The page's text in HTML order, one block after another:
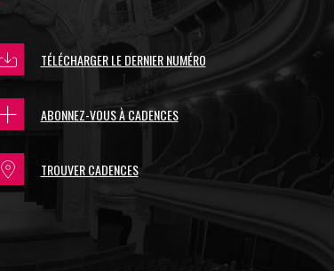
TÉLÉCHARGER LE DERNIER NUMÉRO
ABONNEZ-VOUS À CADENCES
TROUVER CADENCES